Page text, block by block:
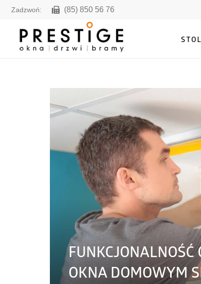
Zadzwoń: (85) 850 56 76
FUNKCJONALNOŚĆ
OKNA DOMOWYM